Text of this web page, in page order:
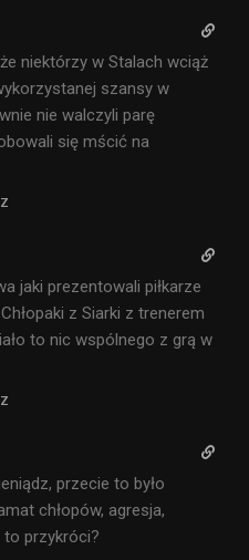
niektórzy w Stalach wciąż
szansy w
nie walczyli parę
się mścić na
jaki prezentowali piłkarze
z Siarki z trenerem
to nic wspólnego z grą w
przecie to było
chłopów, agresja,
to przykróci?